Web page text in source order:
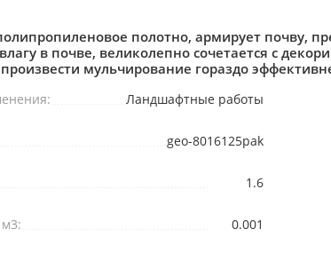
полотно, армирует почву,
в почве, великолепно сочетается с
мульчирование гораздо
Ландшафтные работы
geo-8016125pak
1.6
0.001